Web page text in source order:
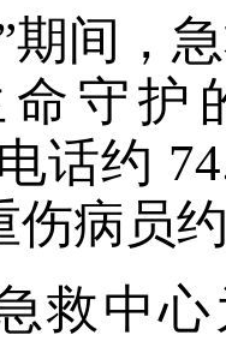
期间，
守护
话约
伤病员
中心